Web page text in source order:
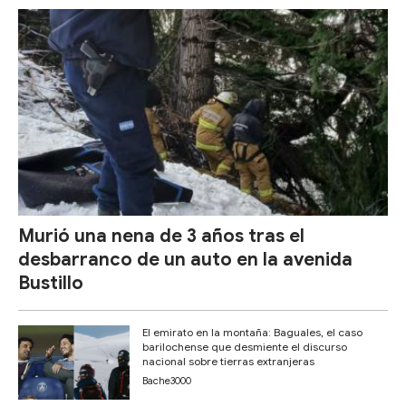
Murió una nena de 3 años tras el
desbarranco de un auto en la avenida
Bustillo
El emirato en la montaña: Baguales, el caso
barilochense que desmiente el discurso
nacional sobre tierras extranjeras
Bache3000